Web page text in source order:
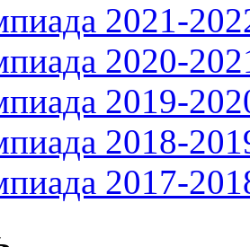
2021-
2020-
2019-
2018-
2017-